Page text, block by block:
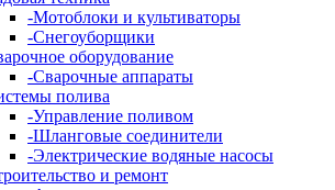
-Мотоблоки и культиваторы
-Снегоуборщики
оборудование
-Сварочные аппараты
полива
-Управление поливом
-Шланговые соединители
-Электрические водяные насосы
и ремонт